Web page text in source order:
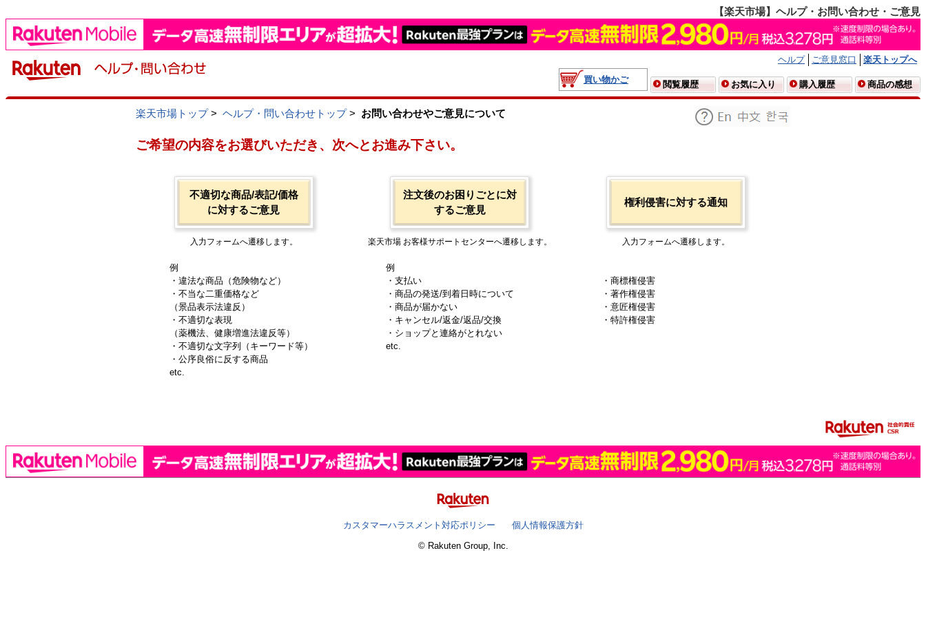
【楽天市場】ヘルプ・お問い合わせ・ご意見
ヘルプ ご意見窓口
楽天トップへ
買い物かご
閲覧履歴 お気に入り 購入履歴 商品の感想
楽天市場トップ> ヘルプ・問い合わせトップ> お問い合わせやご意見について
ご希望の内容をお選びいただき、次へとお進み下さい。
不適切な商品/表記/価格
に対するご意見
入力フォームへ遷移します。
例
・違法な商品（危険物など）
・不当な二重価格など
（景品表示法違反）
・不適切な表現
（薬機法、健康増進法違反等）
・不適切な文字列（キーワード等）
・公序良俗に反する商品
etc.
注文後のお困りごとに対
するご意見
楽天市場 お客様サポートセンターへ遷移します。
例
・支払い
・商品の発送/到着日時について
・商品が届かない
・キャンセル/返金/返品/交換
・ショップと連絡がとれない
etc.
権利侵害に対する通知
入力フォームへ遷移します。
・商標権侵害
・著作権侵害
・意匠権侵害
・特許権侵害
カスタマーハラスメント対応ポリシー
個人情報保護方針
© Rakuten Group, Inc.